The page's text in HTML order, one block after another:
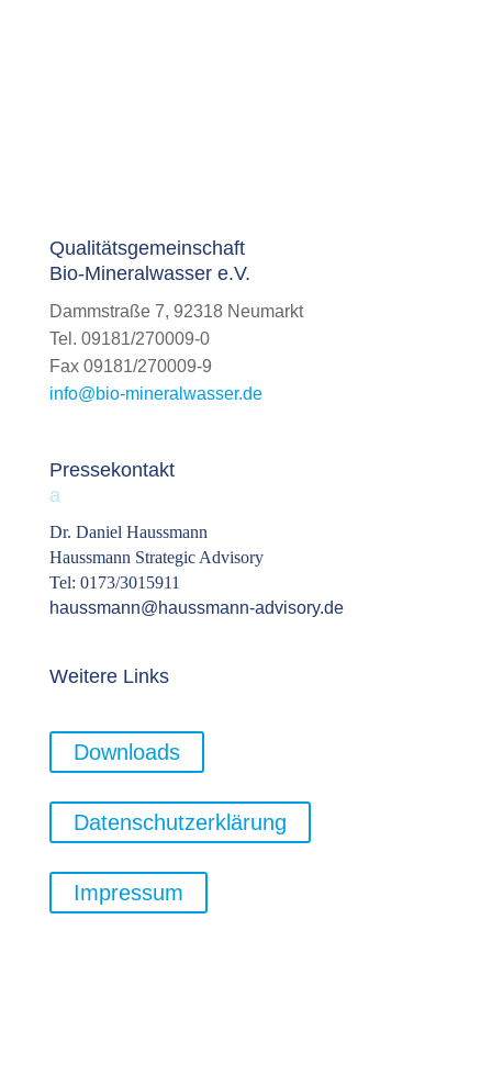
Qualitätsgemeinschaft
Bio-Mineralwasser e.V.
Dammstraße 7, 92318 Neumarkt
Tel. 09181/270009-0
Fax 09181/270009-9
info@bio-mineralwasser.de
Pressekontakt
a
Dr. Daniel Haussmann
Haussmann Strategic Advisory
Tel: 0173/3015911
haussmann@haussmann-advisory.de
Weitere Links
Downloads
Datenschutzerklärung
Impressum